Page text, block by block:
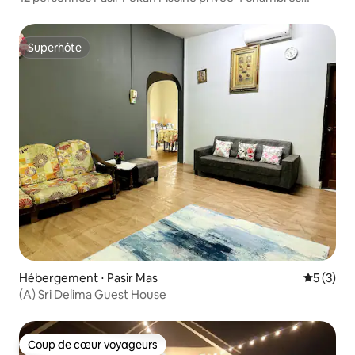
Superhôte
Superhôte
Hébergement ⋅ Pasir Mas
5 (3)
(A) Sri Delima Guest House
Coup de cœur voyageurs
Coup de cœur voyageurs